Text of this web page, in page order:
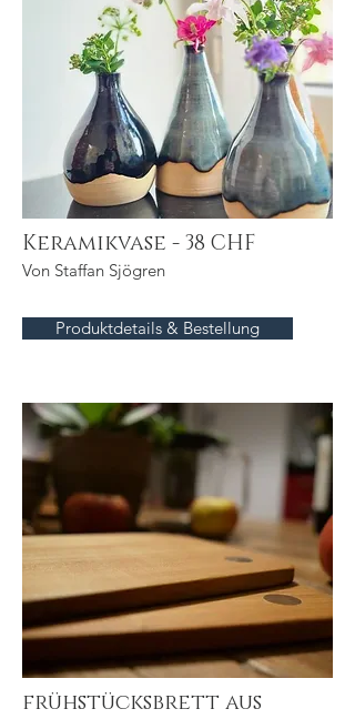
Keramikvase - 38 CHF
Von Staffan Sjögren
Produktdetails & Bestellung
frühstücksbrett aus